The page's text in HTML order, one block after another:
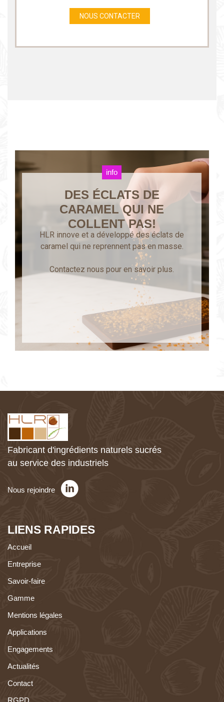
NOUS CONTACTER
DES ÉCLATS DE
CARAMEL QUI NE
COLLENT PAS!
HLR innove et a développé des éclats de
caramel qui ne reprennent pas en masse.
Contactez nous pour en savoir plus.
info
Fabricant d'ingrédients naturels sucrés
au service des industriels
Nous rejoindre
LIENS RAPIDES
Accueil
Entreprise
Savoir-faire
Gamme
Mentions légales
Applications
Engagements
Actualités
Contact